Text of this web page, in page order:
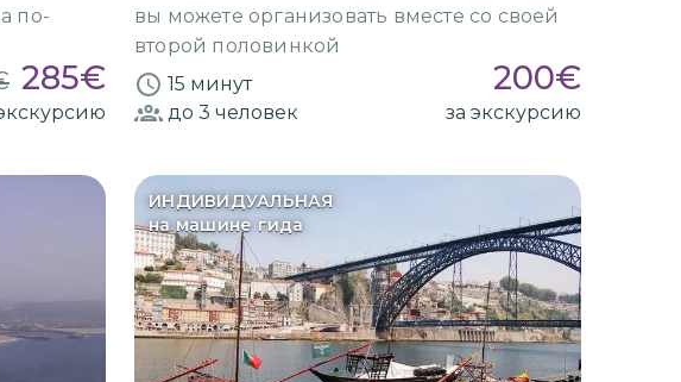
по-
285€
вы можете организовать вместе со своей
второй половинкой
15 минут
200€
до 3 человек за экскурсию
ИНДИВИДУАЛЬНАЯ
на машине гида